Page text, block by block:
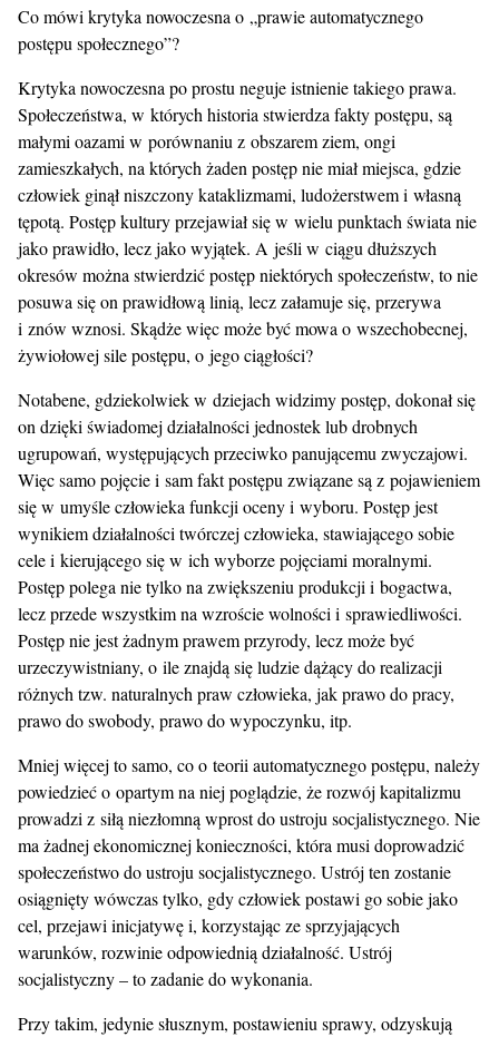
Co mówi krytyka nowoczesna o „prawie automatycznego
postępu społecznego”?
Krytyka nowoczesna po prostu neguje istnienie takiego prawa.
Społeczeństwa, w których historia stwierdza fakty postępu, są
małymi oazami w porównaniu z obszarem ziem, ongi
zamieszkałych, na których żaden postęp nie miał miejsca, gdzie
człowiek ginął niszczony kataklizmami, ludożerstwem i własną
tępotą. Postęp kultury przejawiał się w wielu punktach świata nie
jako prawidło, lecz jako wyjątek. A jeśli w ciągu dłuższych
okresów można stwierdzić postęp niektórych społeczeństw, to nie
posuwa się on prawidłową linią, lecz załamuje się, przerywa
i znów wznosi. Skądże więc może być mowa o wszechobecnej,
żywiołowej sile postępu, o jego ciągłości?
Notabene, gdziekolwiek w dziejach widzimy postęp, dokonał się
on dzięki świadomej działalności jednostek lub drobnych
ugrupowań, występujących przeciwko panującemu zwyczajowi.
Więc samo pojęcie i sam fakt postępu związane są z pojawieniem
się w umyśle człowieka funkcji oceny i wyboru. Postęp jest
wynikiem działalności twórczej człowieka, stawiającego sobie
cele i kierującego się w ich wyborze pojęciami moralnymi.
Postęp polega nie tylko na zwiększeniu produkcji i bogactwa,
lecz przede wszystkim na wzroście wolności i sprawiedliwości.
Postęp nie jest żadnym prawem przyrody, lecz może być
urzeczywistniany, o ile znajdą się ludzie dążący do realizacji
różnych tzw. naturalnych praw człowieka, jak prawo do pracy,
prawo do swobody, prawo do wypoczynku, itp.
Mniej więcej to samo, co o teorii automatycznego postępu, należy
powiedzieć o opartym na niej poglądzie, że rozwój kapitalizmu
prowadzi z siłą niezłomną wprost do ustroju socjalistycznego. Nie
ma żadnej ekonomicznej konieczności, która musi doprowadzić
społeczeństwo do ustroju socjalistycznego. Ustrój ten zostanie
osiągnięty wówczas tylko, gdy człowiek postawi go sobie jako
cel, przejawi inicjatywę i, korzystając ze sprzyjających
warunków, rozwinie odpowiednią działalność. Ustrój
socjalistyczny – to zadanie do wykonania.
Przy takim, jedynie słusznym, postawieniu sprawy, odzyskują